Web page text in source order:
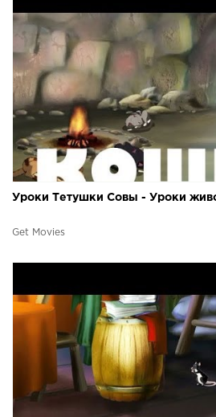
Уроки Тетушки Совы - Уроки
Get Movies